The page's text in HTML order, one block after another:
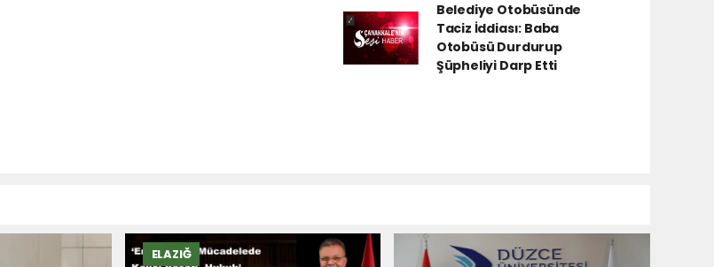
Belediye Otobüsünde
Taciz İddiası: Baba
Otobüsü Durdurup
Şüpheliyi Darp Etti
ELAZIĞ